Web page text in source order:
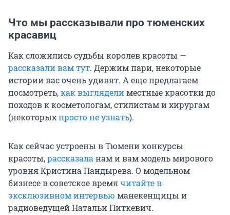
Что мы рассказывали про тюменских
красавиц
Как сложились судьбы королев красоты —
рассказали вам тут. Держим пари, некоторые
истории вас очень удивят. А еще предлагаем
посмотреть,как выгляделиместные красотки до
походов к косметологам, стилистам и хирургам
(некоторыхпросто не узнать).
Как сейчас устроены в Тюмени конкурсы
красоты,рассказаланам и вам модель мирового
уровня Кристина Пандырева. О модельном
бизнесе в советское времячитайте в
эксклюзивном интервью манекенщицы и
радиоведущей Натальи Питкевич.